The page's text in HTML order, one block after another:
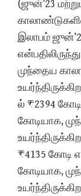
(ஜுன்’23
இலாபம்
முந்தைய
ல் ₹2394
கோடியாக,
₹4135 கோடி
கோடியாக,